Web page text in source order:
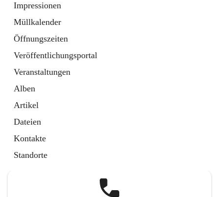
Impressionen
Müllkalender
Öffnungszeiten
Veröffentlichungsportal
Veranstaltungen
Alben
Artikel
Dateien
Kontakte
Standorte
Bürgerservice
10 Schnellzugriffe